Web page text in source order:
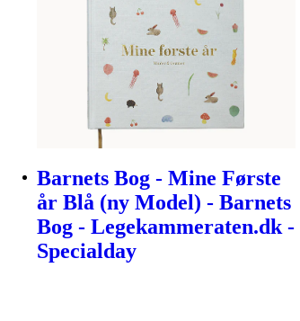
Barnets Bog - Mine Første
år Blå (ny Model) - Barnets
Bog - Legekammeraten.dk -
Specialday